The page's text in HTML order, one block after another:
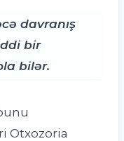
davranış
bir
bilər.
Otxozoria